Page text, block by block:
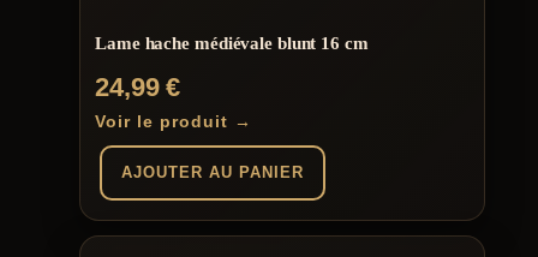
Lame hache médiévale blunt 16 cm
24,99€
Voir le produit →
AJOUTER AU PANIER